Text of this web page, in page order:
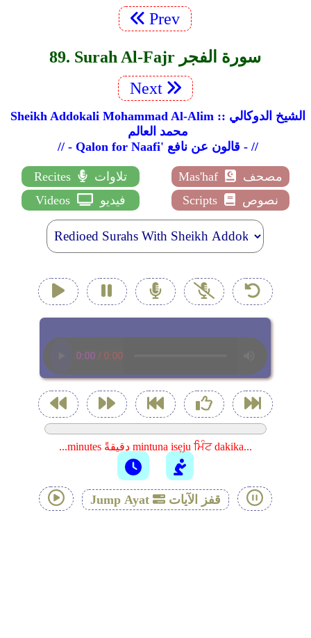
Prev
89. Surah Al-Fajr سورة الفجر
Next
Sheikh Addokali Mohammad Al-Alim :: الشيخ الدوكالي
محمد العالم
// - Qalon for Naafi' قالون عن نافع - //
Recites تلاوات Mas'haf
مصحف
Videos
فيديو Scripts نصوص
...minutes دقيقةً mintuna isẹju ਮਿੰਟ dakika...
Jump Ayat قفز الآيات